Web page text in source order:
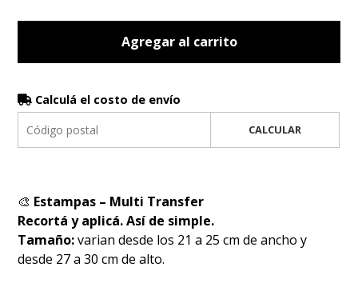
Agregar al carrito
Calculá el costo de envío
CALCULAR
🎨 Estampas – Multi Transfer
Recortá y aplicá. Así de simple.
Tamaño:varian desde los 21 a 25 cm de ancho y
desde 27 a 30 cm de alto.